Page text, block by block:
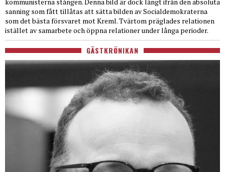
kommunisterna stången. Denna bild är dock långt ifrån den absoluta
sanning som fått tillåtas att sätta bilden av Socialdemokraterna
som det bästa försvaret mot Kreml. Tvärtom präglades relationen
istället av samarbete och öppna relationer under långa perioder.
GÄSTKRÖNIKAN